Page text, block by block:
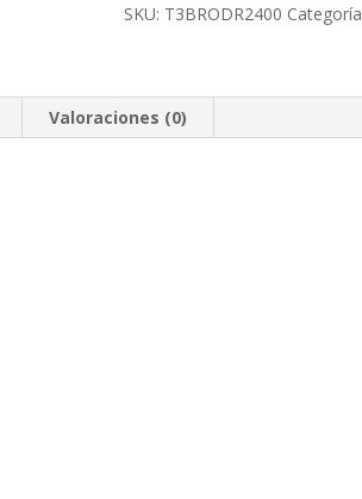
SKU: T3BRODR2400
Valoraciones (0)